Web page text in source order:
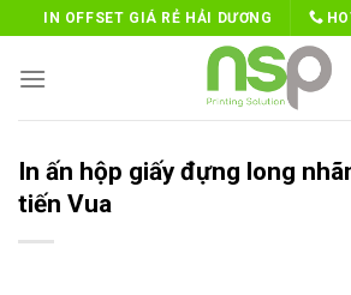
to
content
IN OFFSET GIÁ RẺ HẢI DƯƠNG
In ấn hộp giấy đựng long
tiến Vua